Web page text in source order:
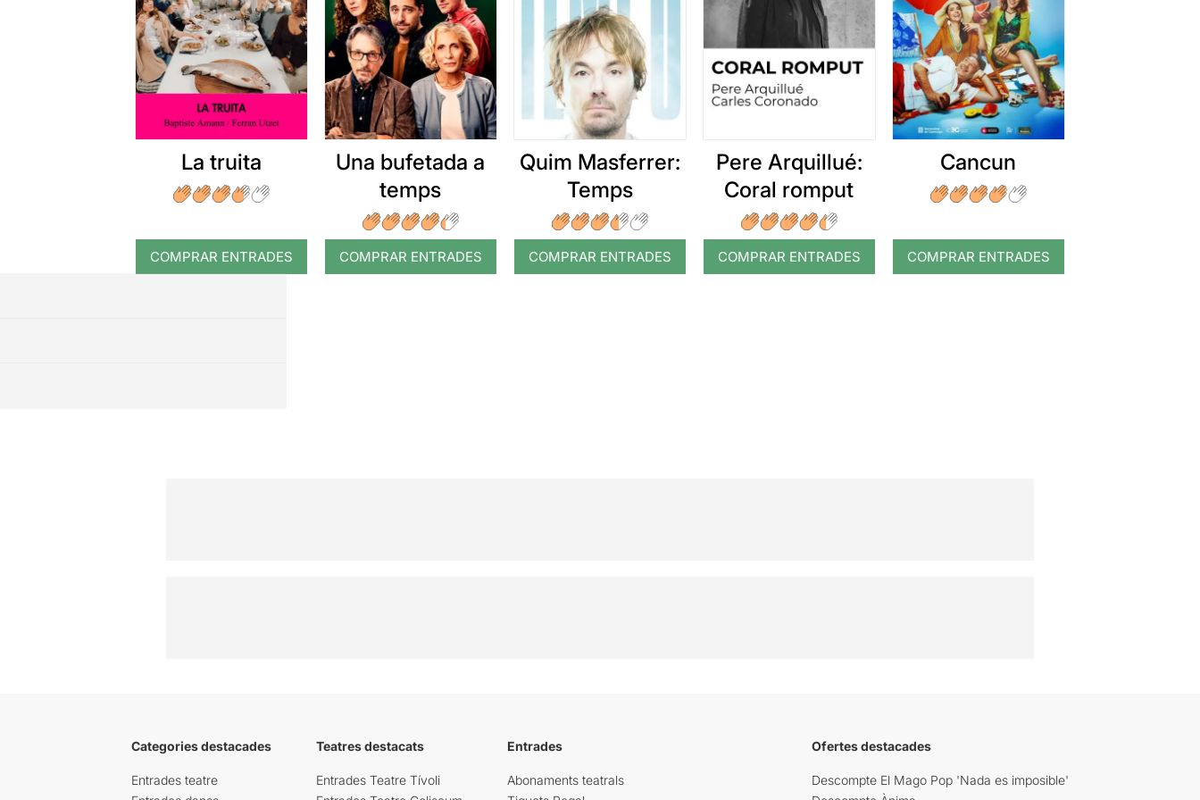
La truita
COMPRAR ENTRADES
Una bufetada a
temps
COMPRAR ENTRADES
Quim Masferrer:
Temps
COMPRAR ENTRADES
Pere Arquillué:
Coral romput
COMPRAR ENTRADES
Cancun
COMPRAR ENTRADES
Categories destacades
Entrades teatre
Teatres destacats
Entrades Teatre Tívoli
Entrades
Abonaments teatrals
Ofertes destacades
Descompte El Mago Pop 'Nada es imposible'